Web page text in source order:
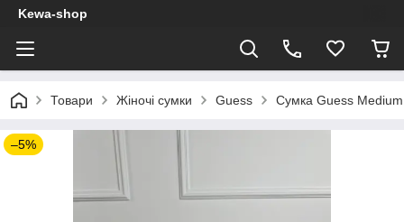
Kewa-shop
Товари Жіночі сумки Guess Сумка Guess
–5%